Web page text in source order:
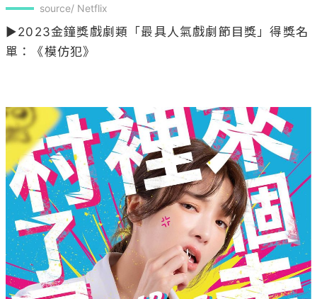
source/ Netflix
▶2023金鐘獎戲劇類「最具人氣戲劇節目獎」得獎名
單：《模仿犯》